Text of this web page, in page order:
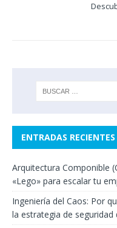
ENTRADAS RECIENTES
Arquitectura Componible
«Lego» para escalar tu
Ingeniería del Caos: Por
la estrategia de seguridad